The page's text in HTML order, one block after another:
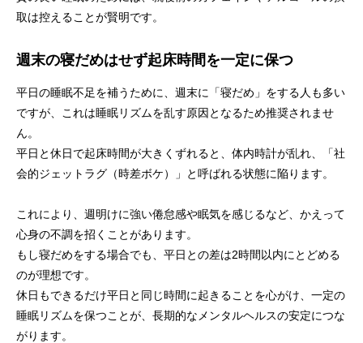
取は控えることが賢明です。
週末の寝だめはせず起床時間を一定に保つ
平日の睡眠不足を補うために、週末に「寝だめ」をする人も多い
ですが、これは睡眠リズムを乱す原因となるため推奨されませ
ん。
平日と休日で起床時間が大きくずれると、体内時計が乱れ、「社
会的ジェットラグ（時差ボケ）」と呼ばれる状態に陥ります。
これにより、週明けに強い倦怠感や眠気を感じるなど、かえって
心身の不調を招くことがあります。
もし寝だめをする場合でも、平日との差は2時間以内にとどめる
のが理想です。
休日もできるだけ平日と同じ時間に起きることを心がけ、一定の
睡眠リズムを保つことが、長期的なメンタルヘルスの安定につな
がります。